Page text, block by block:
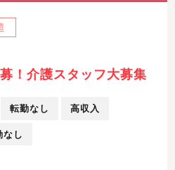
！介護スタッフ大募集
転勤なし 高収入
なし